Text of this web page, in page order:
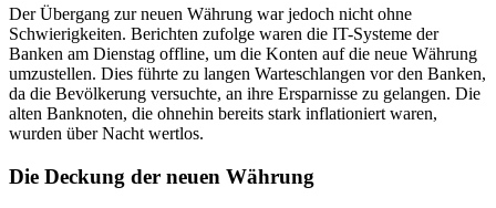
Der Übergang zur neuen Währung war jedoch nicht ohne
Schwierigkeiten. Berichten zufolge waren die IT-Systeme der
Banken am Dienstag offline, um die Konten auf die neue Währung
umzustellen. Dies führte zu langen Warteschlangen vor den Banken,
da die Bevölkerung versuchte, an ihre Ersparnisse zu gelangen. Die
alten Banknoten, die ohnehin bereits stark inflationiert waren,
wurden über Nacht wertlos.
Die Deckung der neuen Währung